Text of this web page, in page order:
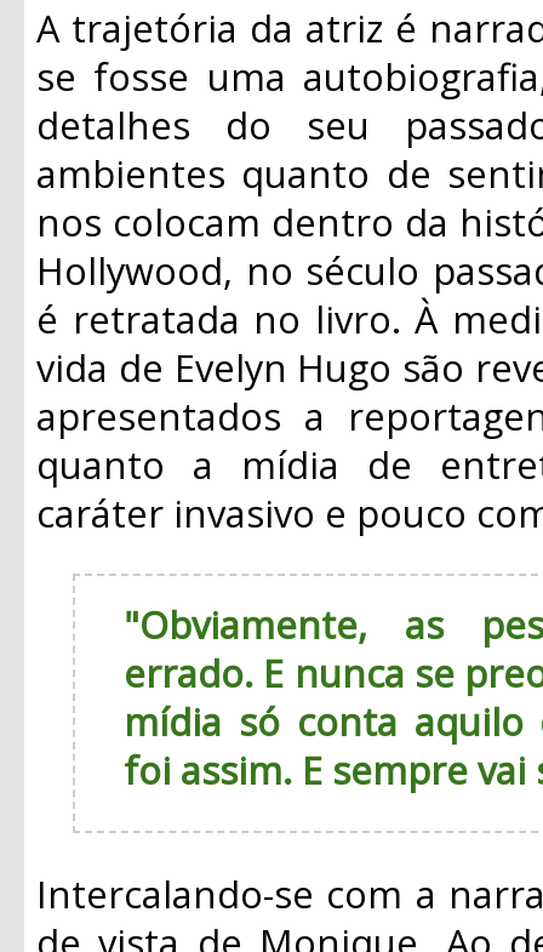
A trajetória da atriz é
se fosse uma
detalhes do seu
ambientes quanto de
nos colocam dentro da
Hollywood, no século
é retratada no livro. À
vida de Evelyn Hugo são
apresentados a
quanto a mídia de
caráter invasivo e pouco
"Obviamente, as
errado. E nunca se
mídia só conta
foi assim. E sempre
Intercalando-se com a
de vista de Monique. Ao